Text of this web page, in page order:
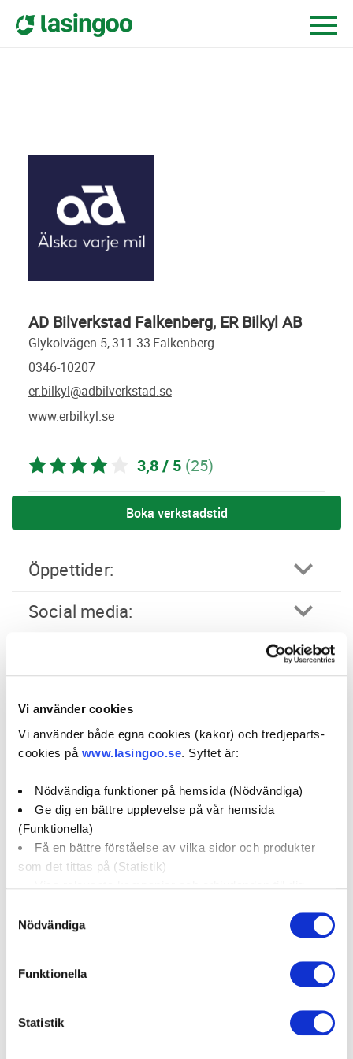
Vi använder cookies
Vi använder både egna cookies (kakor) och tredjeparts-
cookies på www.lasingoo.se. Syftet är:
Nödvändiga funktioner på hemsida (Nödvändiga)
Ge dig en bättre upplevelse på vår hemsida
(Funktionella)
Få en bättre förståelse av vilka sidor och produkter
som det tittas på (Statistik)
använda cookies för alla dessa ändamål. Du kan också
använda checkknapparna nedan för att samtycka till
Du kan när som helst återkalla eller ändra ditt samtycke
Nödvändiga
Funktionella
Statistik
AD Bilverkstad Falkenberg, ER Bilkyl AB
glykolvägen 5, 311 33 falkenberg
0346-10207
er.bilkyl@adbilverkstad.se
www.erbilkyl.se
(25)
3,8 / 5
Boka verkstadstid
öppettider:
social media:
Företagsprofil Omdömen
Kampanjer
Om verkstaden:
vi servar o reparerar alla bilmärken. vi är specilaserde på
klimat anläggningar i alla fordon. utbytes o nya kylare till
alla fordon. rostskyddsbehandling
Våra tjänster
Bilservice Kamremsbyte